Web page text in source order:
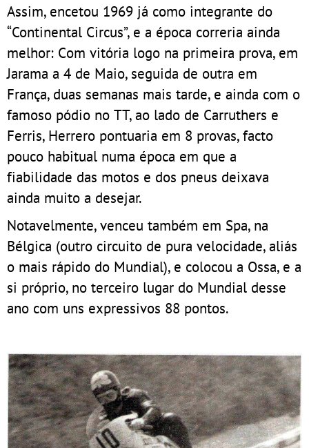
Assim, encetou 1969 já como integrante do
“Continental Circus”, e a época correria ainda
melhor: Com vitória logo na primeira prova, em
Jarama a 4 de Maio, seguida de outra em
França, duas semanas mais tarde, e ainda com o
famoso pódio no TT, ao lado de Carruthers e
Ferris, Herrero pontuaria em 8 provas, facto
pouco habitual numa época em que a
fiabilidade das motos e dos pneus deixava
ainda muito a desejar.
Notavelmente, venceu também em Spa, na
Bélgica (outro circuito de pura velocidade, aliás
o mais rápido do Mundial), e colocou a Ossa, e a
si próprio, no terceiro lugar do Mundial desse
ano com uns expressivos 88 pontos.